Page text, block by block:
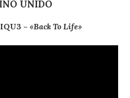
UNIDO
– «Back To Life»